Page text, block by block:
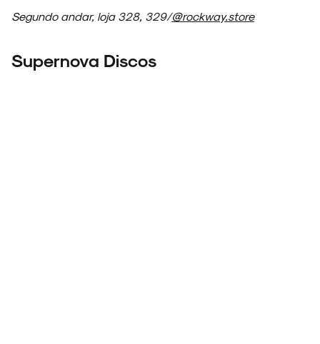
Segundo andar, loja 328, 329/@rockway.store
Supernova Discos